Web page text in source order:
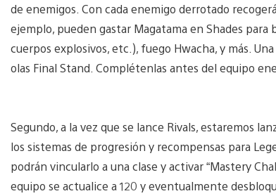
de enemigos. Con cada enemigo derrotado
ejemplo, pueden gastar Magatama en Shades para
cuerpos explosivos, etc.), fuego Hwacha, y más.
olas Final Stand. Complétenlas antes del equipo
Segundo, a la vez que se lance Rivals, estaremos
los sistemas de progresión y recompensas para
podrán vincularlo a una clase y activar “Mastery
equipo se actualice a 120 y eventualmente